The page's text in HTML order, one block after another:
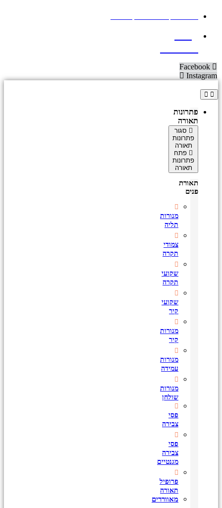
Facebook
Instagram
פתרונות
תאורה
סגור
פתרונות
תאורה
פתח
פתרונות
תאורה
תאורת
פנים
מנורות
תליה
צמודי
תקרה
שקועי
תקרה
שקועי
קיר
מנורות
קיר
מנורות
עמידה
מנורות
שולחן
פסי
צבירה
פסי
צבירה
מגנטיים
פרופיל
תאורה
מאווררים